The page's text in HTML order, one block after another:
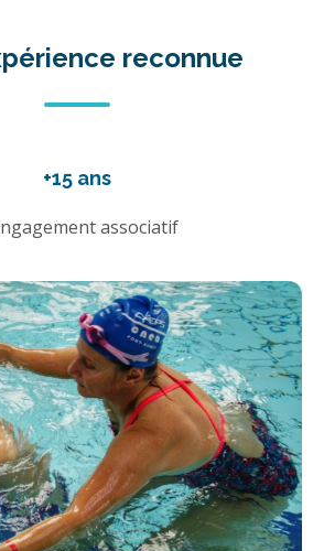
reconnue
+15 ans
associatif